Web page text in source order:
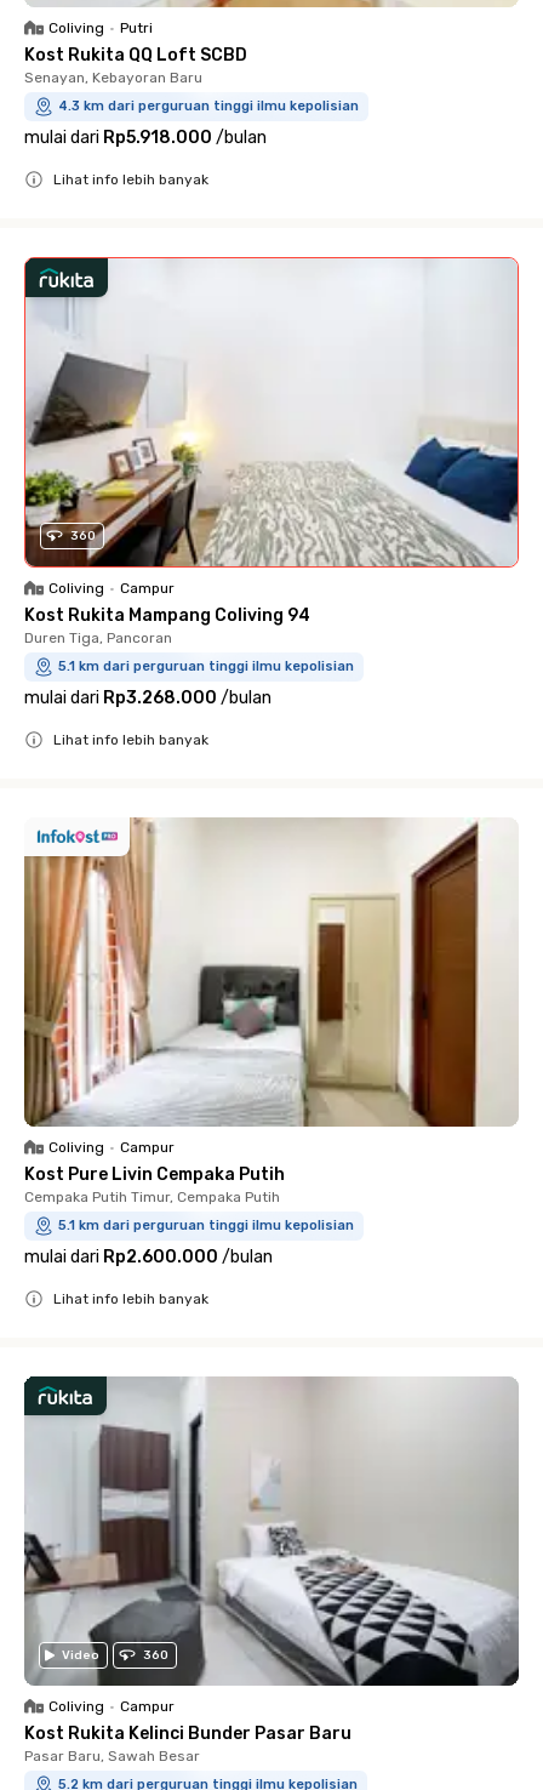
Coliving • Putri
Kost Rukita QQ Loft SCBD
Senayan, Kebayoran Baru
4.3 km dari perguruan tinggi ilmu kepolisian
mulai dari Rp5.918.000 /bulan
Lihat info lebih banyak
360
Coliving • Campur
Kost Rukita Mampang Coliving 94
Duren Tiga, Pancoran
5.1 km dari perguruan tinggi ilmu kepolisian
mulai dari Rp3.268.000 /bulan
Lihat info lebih banyak
Coliving • Campur
Kost Pure Livin Cempaka Putih
Cempaka Putih Timur, Cempaka Putih
5.1 km dari perguruan tinggi ilmu kepolisian
mulai dari Rp2.600.000 /bulan
Lihat info lebih banyak
Video 360
Coliving • Campur
Kost Rukita Kelinci Bunder Pasar Baru
Pasar Baru, Sawah Besar
5.2 km dari perguruan tinggi ilmu kepolisian